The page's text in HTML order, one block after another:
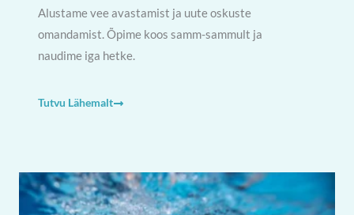
Alustame vee avastamist ja uute oskuste
omandamist. Õpime koos samm-sammult ja
naudime iga hetke.
Tutvu Lähemalt